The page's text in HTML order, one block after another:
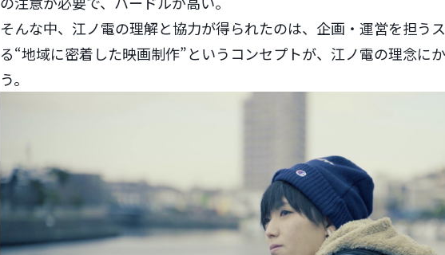
そんな中、江ノ電の理解と協力が得られたのは、企画・運営を担う
る“地域に密着した映画制作”というコンセプトが、江ノ電の理念に
う。